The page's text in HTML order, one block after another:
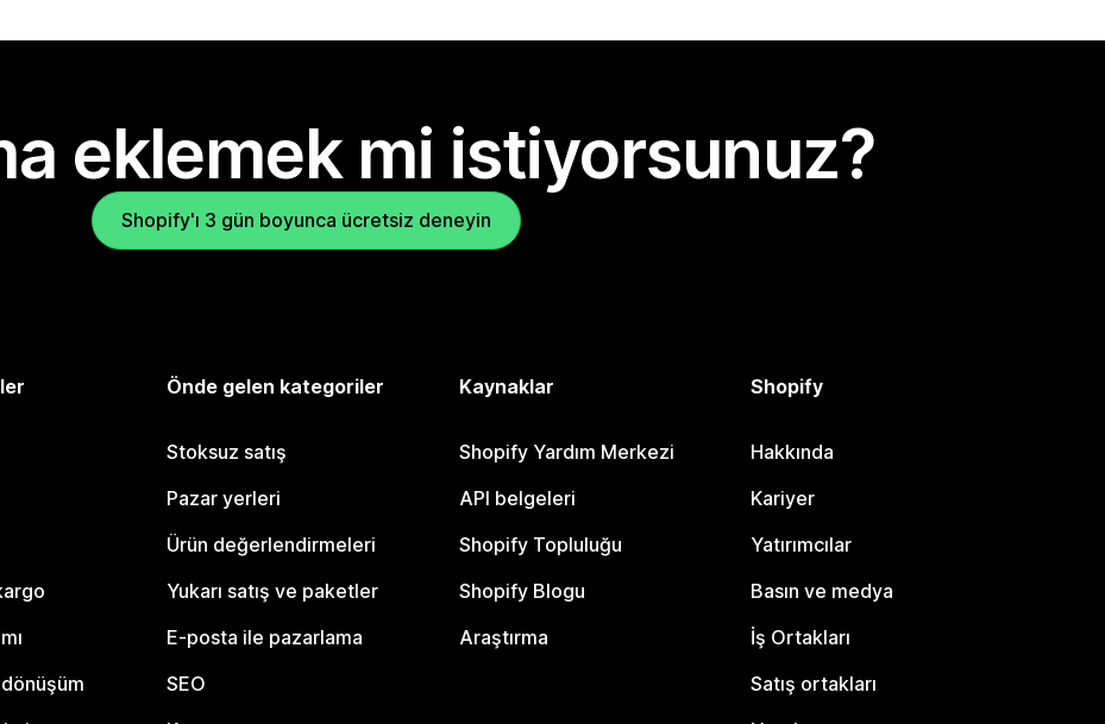
eklemek mi istiyorsunuz?
Shopify'ı 3 gün boyunca ücretsiz deneyin
Önde gelen kategoriler
Stoksuz satış
Pazar yerleri
Ürün değerlendirmeleri
Yukarı satış ve paketler
E-posta ile pazarlama
SEO
Kaynaklar
Shopify Yardım Merkezi
API belgeleri
Shopify Topluluğu
Shopify Blogu
Araştırma
Shopify
Hakkında
Kariyer
Yatırımcılar
Basın ve medya
İş Ortakları
Satış ortakları